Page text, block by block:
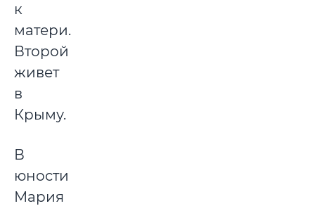
к
матери.
Второй
живет
в
Крыму.
В
юности
Мария